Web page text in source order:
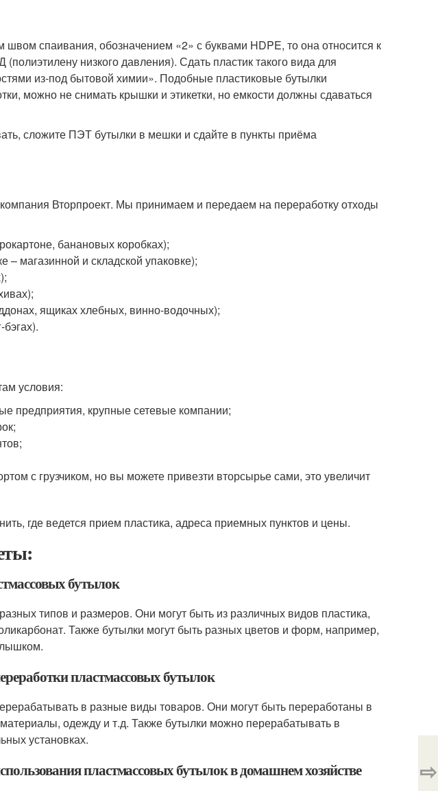
спаивания, обозначением «2» с буквами HDPE, то она относится к
низкого давления). Сдать пластик такого вида для
из-под бытовой химии». Подобные пластиковые бутылки
можно не снимать крышки и этикетки, но емкости должны сдаваться
сложите ПЭТ бутылки в мешки и сдайте в пункты приёма
Вторпроект. Мы принимаем и передаем на переработку отходы
банановых коробках);
магазинной и складской упаковке);
ящиках хлебных, винно-водочных);
условия:
предприятия, крупные сетевые компании;
с грузчиком, но вы можете привезти вторсырье сами, это увеличит
где ведется прием пластика, адреса приемных пунктов и цены.
бутылок
типов и размеров. Они могут быть из различных видов пластика,
Также бутылки могут быть разных цветов и форм, например,
пластмассовых бутылок
в разные виды товаров. Они могут быть переработаны в
одежду и т.д. Также бутылки можно перерабатывать в
установках.
пластмассовых бутылок в домашнем хозяйстве ⇨